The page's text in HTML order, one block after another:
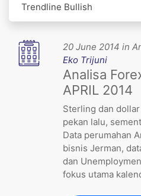
Trendline Bullish
20 June 2014 in
Eko Trijuni
Analisa
APRIL 2014
Sterling dan
pekan lalu,
Data perumahan
bisnis Jerman,
dan
fokus utama